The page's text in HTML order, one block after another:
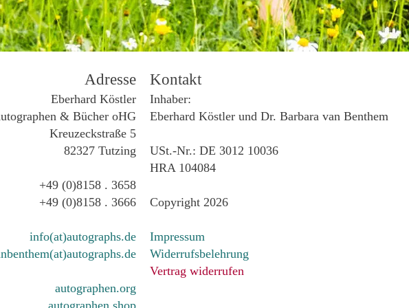
Adresse
Eberhard Köstler
& Bücher oHG
Kreuzeckstraße 5
82327 Tutzing
+49 (0)8158 . 3658
+49 (0)8158 . 3666
info(at)autographs.de
autographen.org
autographen.shop
Kontakt
Inhaber:
Eberhard Köstler und Dr. Barbara van Benthem
USt.-Nr.: DE 3012 10036
HRA 104084
Copyright 2026
Impressum
Widerrufsbelehrung
Vertrag widerrufen